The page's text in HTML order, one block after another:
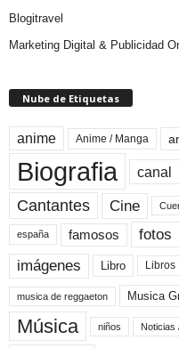
Blogitravel
Marketing Digital & Publicidad
Nube de Etiquetas
anime Anime / Manga
Biografia canal
Cantantes Cine
españa famosos fotos
imágenes Libro Libros
musica de reggaeton Musica
Música niños Noticias